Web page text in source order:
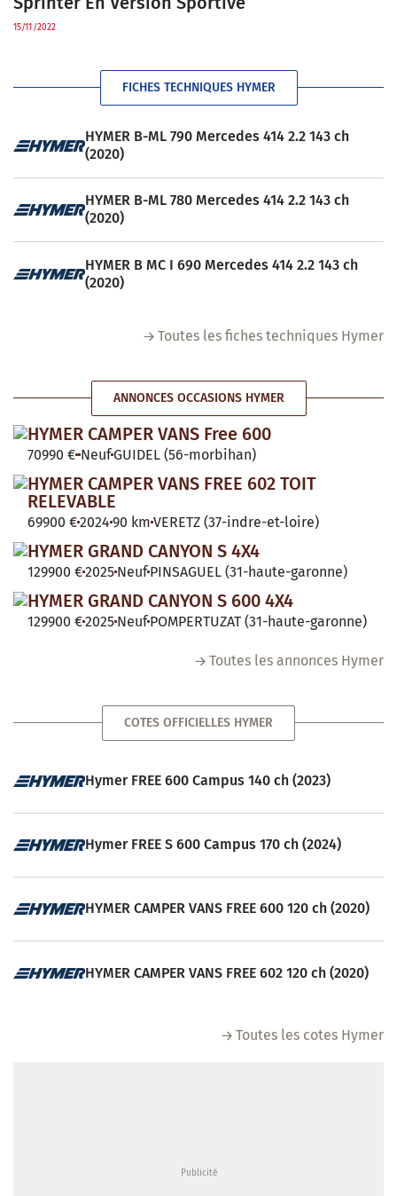
15/11/2022
FICHES TECHNIQUES HYMER
HYMER B-ML 790 Mercedes 414 2.2 143 ch
(2020)
HYMER B-ML 780 Mercedes 414 2.2 143 ch
(2020)
HYMER B MC I 690 Mercedes 414 2.2 143 ch
(2020)
Toutes les fiches techniques Hymer
ANNONCES OCCASIONS HYMER
HYMER CAMPER VANS Free 600
70990 € Neuf GUIDEL (56-morbihan)
HYMER CAMPER VANS FREE 602 TOIT
RELEVABLE
69900 €2024 90 km VERETZ (37-indre-et-loire)
HYMER GRAND CANYON S 4X4
129900 €2025 Neuf PINSAGUEL (31-haute-garonne)
HYMER GRAND CANYON S 600 4X4
129900 €2025 Neuf POMPERTUZAT (31-haute-garonne)
Toutes les annonces Hymer
COTES OFFICIELLES HYMER
Hymer FREE 600 Campus 140 ch (2023)
Hymer FREE S 600 Campus 170 ch (2024)
HYMER CAMPER VANS FREE 600 120 ch (2020)
HYMER CAMPER VANS FREE 602 120 ch (2020)
Toutes les cotes Hymer